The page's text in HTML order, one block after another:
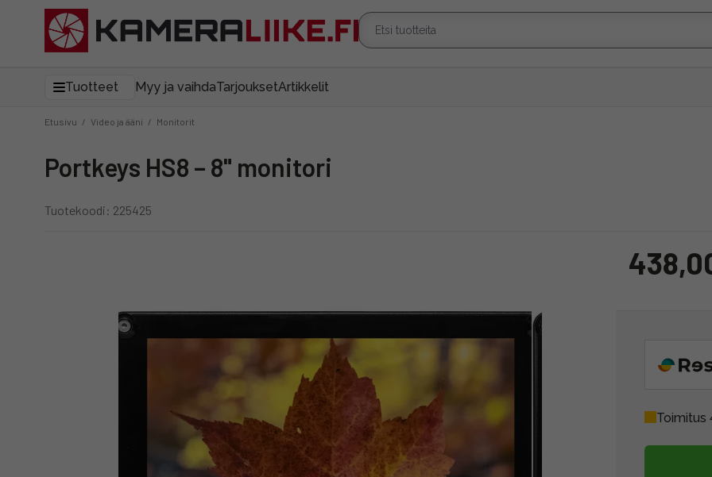
Tuotteet Myy ja vaihdaTarjouksetArtikkelit
Etusivu / Video ja ääni / Monitorit
Portkeys HS8 – 8" monitori
Tuotekoodi: 225425
Toimitus